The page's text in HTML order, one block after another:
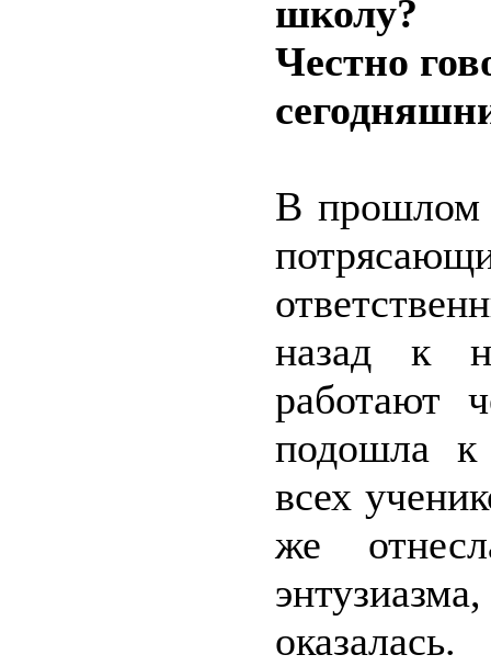
Честно
В прошлом
назад к
работают
подошла к
всех
же
оказалась.